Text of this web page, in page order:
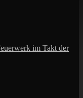
im Takt der